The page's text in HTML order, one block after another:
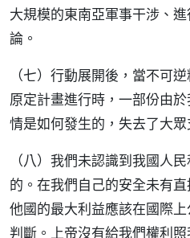
大規模的東南亞軍事干涉、
論。
（七）行動展開後，當不可
原定計畫進行時，一部份由
情是如何發生的，失去了大眾
（八）我們未認識到我國人
的。在我們自己的安全未有
他國的最大利益應該在國際
判斷。上帝沒有給我們權利